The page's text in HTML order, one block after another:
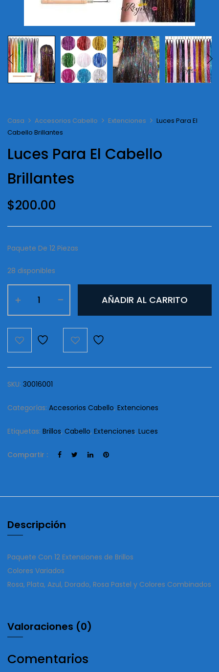
Casa Accesorios Cabello Extenciones
Luces Para El
Cabello Brillantes
Luces Para El Cabello
Brillantes
$200.00
Paquete De 12 Piezas
28 disponibles
Para
El
Brillantes
AÑADIR AL CARRITO
SKU: 30016001
Categorías: Accesorios Cabello, Extenciones
Etiquetas: Brillos, Cabello, Extenciones, Luces
Compartir :
Descripción
Paquete Con 12 Extensiones de Brillos
Colores Variados
Rosa, Plata, Azul, Dorado, Rosa Pastel y Colores Combinados
Valoraciones (0)
Comentarios